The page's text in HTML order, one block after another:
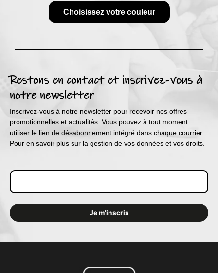
Choisissez votre couleur
Restons en contact et inscrivez-vous à
notre newsletter
Inscrivez-vous à notre newsletter pour recevoir nos offres
promotionnelles et actualités. Vous pouvez à tout moment
utiliser le lien de désabonnement intégré dans chaque courrier.
Pour en savoir plus sur la gestion de vos données et vos droits.